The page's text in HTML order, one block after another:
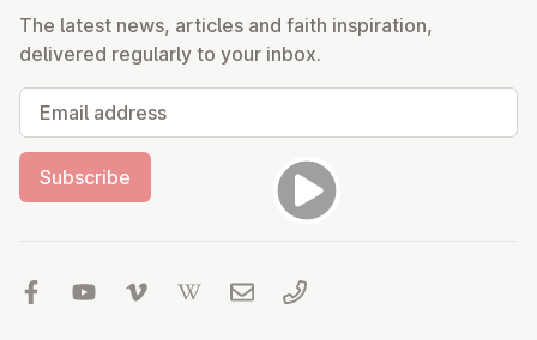
The latest news, articles and faith inspiration,
delivered regularly to your inbox.
Email address
Subscribe